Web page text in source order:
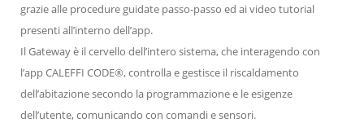
grazie alle procedure guidate passo-passo ed ai video tutorial
presenti all’interno dell’app.
Il Gateway è il cervello dell’intero sistema, che interagendo con
l’app CALEFFI CODE®, controlla e gestisce il riscaldamento
dell’abitazione secondo la programmazione e le esigenze
dell’utente, comunicando con comandi e sensori.